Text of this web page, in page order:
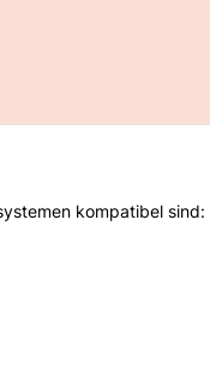
kompatibel sind: